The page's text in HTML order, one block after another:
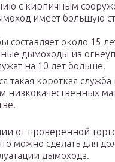
с кирпичным
имеет большую
составляет около 15
дымоходы из
на 10 лет больше.
такая короткая
низкокачественных
от проверенной
можно сделать для
дымохода.